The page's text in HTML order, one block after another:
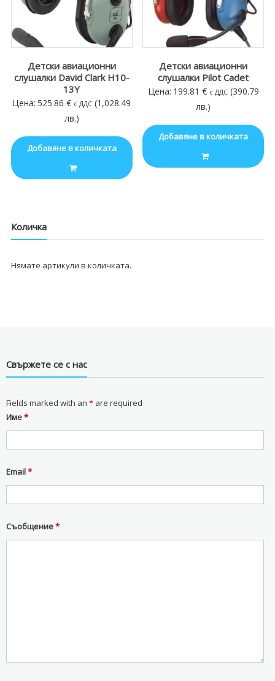
Детски авиационни
слушалки David Clark H10-
13Y
Цена: 525.86€ с ДДС (1,028.49
лв.)
Добавяне в количката
Детски авиационни
слушалки Pilot Cadet
Цена: 199.81 € с ДДС (390.79
лв.)
Добавяне в количката
Количка
Нямате артикули в количката.
Свържете се с нас
Fields marked with an *are required
Име*
Email*
Съобщение*